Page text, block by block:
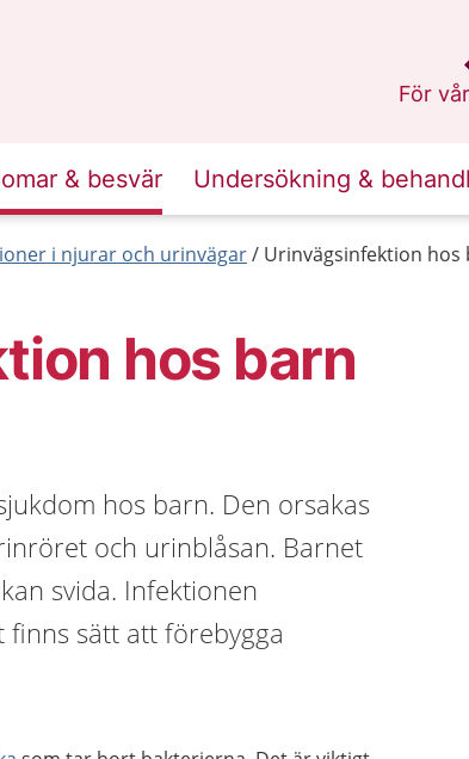
För
på
& besvär Undersökning &
i njurar och urinvägar Urinvägsinfektion hos
hos barn
hos barn. Den orsakas
och urinblåsan. Barnet
svida. Infektionen
sätt att förebygga